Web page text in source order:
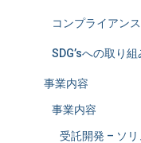
コンプライアンス
SDG’sへの取り組
事業内容
事業内容
受託開発 – ソ